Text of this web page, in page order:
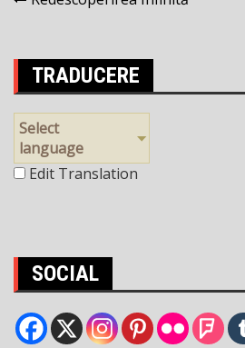
articole
TRADUCERE
Select
language
Edit Translation
SOCIAL